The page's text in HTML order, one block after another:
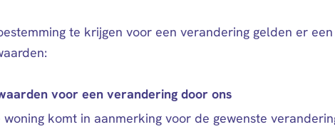
te krijgen voor een verandering gelden er
voor een verandering door ons
woning komt in aanmerking voor de gewenste